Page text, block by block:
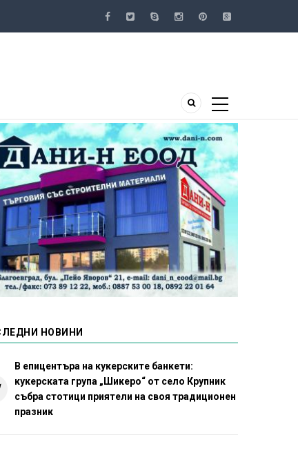
НОВИНИ
В епицентъра на кукерските банкети:
кукерската група „Шикеро“ от село Крупник
събра стотици приятели на своя традиционен
празник